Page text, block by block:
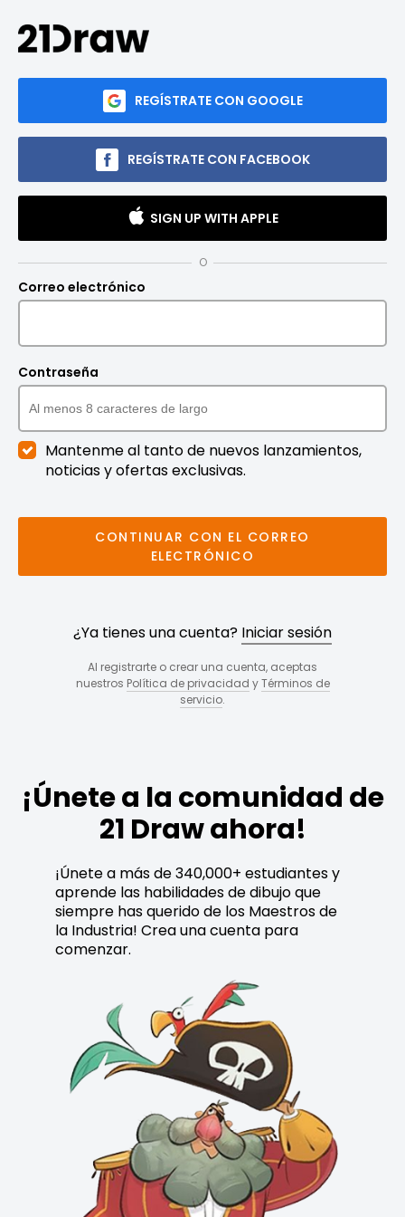
REGÍSTRATE CON GOOGLE
REGÍSTRATE CON FACEBOOK
SIGN UP WITH APPLE
O
Correo electrónico
Contraseña
Mantenme al tanto de nuevos lanzamientos,
noticias y ofertas exclusivas.
CONTINUAR CON EL CORREO
ELECTRÓNICO
¿Ya tienes una cuenta? Iniciar sesión
Al registrarte o crear una cuenta, aceptas
nuestros Política de privacidad yTérminos de
servicio.
¡Únete a la comunidad de
21 Draw ahora!
¡Únete a más de 340,000+ estudiantes y
aprende las habilidades de dibujo que
siempre has querido de los Maestros de
la Industria! Crea una cuenta para
comenzar.